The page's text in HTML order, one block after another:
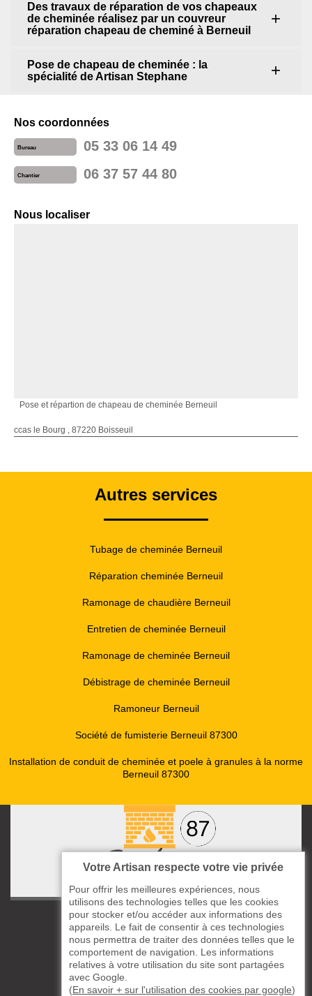
Des travaux de réparation de vos chapeaux
de cheminée réalisez par un couvreur
réparation chapeau de cheminé à Berneuil
Pose de chapeau de cheminée : la
spécialité de Artisan Stephane
Nos coordonnées
Bureau 05 33 06 14 49
Chantier 06 37 57 44 80
Nous localiser
Pose et répartion de chapeau de cheminée Berneuil
ccas le Bourg , 87220 Boisseuil
Autres services
Tubage de cheminée Berneuil
Réparation cheminée Berneuil
Ramonage de chaudière Berneuil
Entretien de cheminée Berneuil
Ramonage de cheminée Berneuil
Débistrage de cheminée Berneuil
Ramoneur Berneuil
Société de fumisterie Berneuil 87300
Installation de conduit de cheminée et poele à granules à la norme
Berneuil 87300
ccas le Bourg
87220 Boisseuil
05 33 06 14 49
06 37 57 44 80
Votre Artisan respecte votre vie privée
Pour offrir les meilleures expériences, nous
utilisons des technologies telles que les cookies
pour stocker et/ou accéder aux informations des
appareils. Le fait de consentir à ces technologies
nous permettra de traiter des données telles que le
comportement de navigation. Les informations
relatives à votre utilisation du site sont partagées
avec Google.
(En savoir + sur l'utilisation des cookies par google)